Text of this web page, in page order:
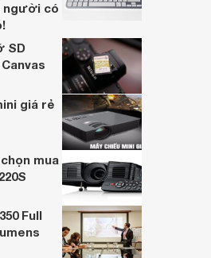
nghe Somic G936N Gaming
từ 863.500 đ
nơi bán
người có
SD
giá rẻ
mua
Full